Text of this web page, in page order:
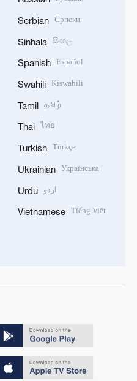
Serbian Српски
Sinhala සිංහල
Spanish Español
Swahili Kiswahili
Tamil தமிழ்
Thai ไทย
Turkish Türkçe
Ukrainian Українська
Urdu اردو
Vietnamese Tiếng Việt